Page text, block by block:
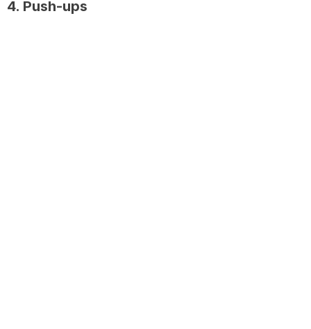
4. Push-ups